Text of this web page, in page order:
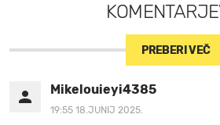
PREBERI VEČ
Mikelouieyi4385
19:55 18.JUNIJ 2025.